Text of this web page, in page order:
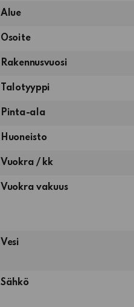
Alue
Osoite
Rakennusvuosi
Talotyyppi
Pinta-ala
Huoneisto
1
keittiö,
pesuhuone
Vuokra / kk
Vuokra vakuus
Vesi
Sähkö